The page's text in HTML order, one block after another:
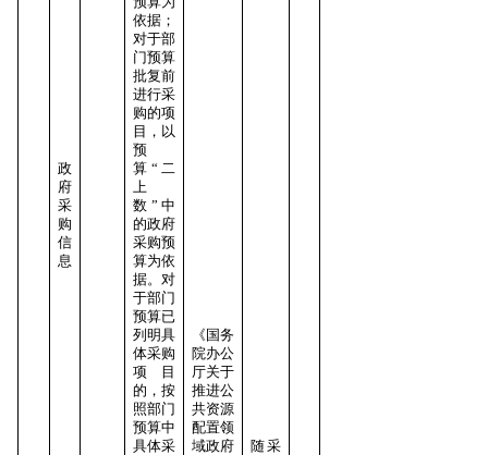
政
府
采
购
信
息
依据；
对于部
门预算
批复前
进行采
购的项
目，以
预
算“二
上
数”中
的政府
采购预
算为依
据。对
于部门
预算已
列明具
体采购
项目
的，按
照部门
预算中
具体采
《国务
院办公
厅关于
推进公
共资源
配置领
域政府
随采